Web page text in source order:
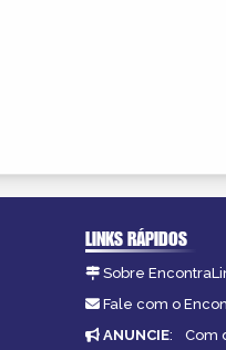
LINKS RÁPIDOS
Sobre
Fale com o
ANUNCIE: Com